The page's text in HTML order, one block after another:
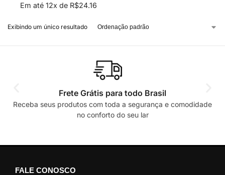
Em até 12x de R$24.16
Exibindo um único resultado
Frete Grátis para todo Brasil
Receba seus produtos com toda a segurança e comodidade
no conforto do seu lar
FALE CONOSCO